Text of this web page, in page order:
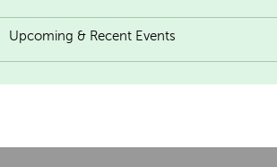
Upcoming & Recent Events